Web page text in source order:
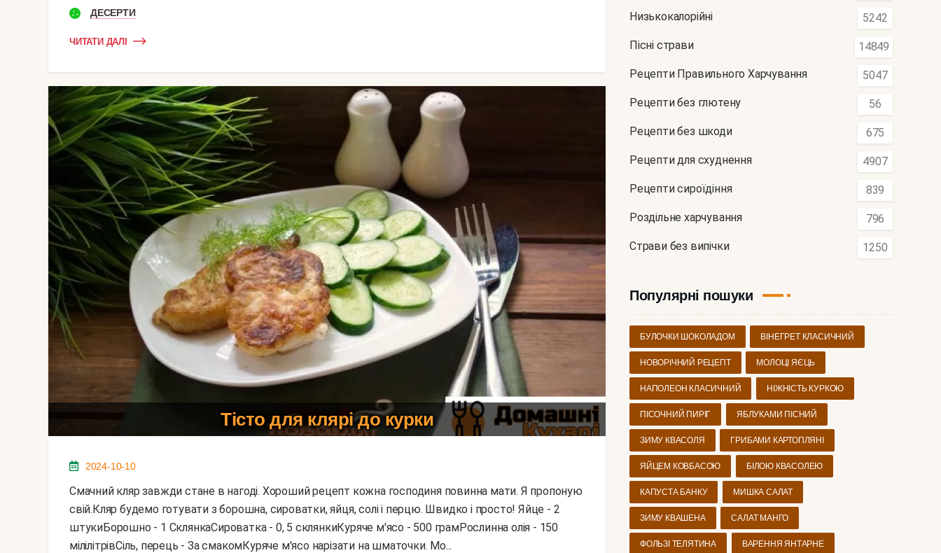
ДЕСЕРТИ
ЧИТАТИ ДАЛІ
Тісто для клярі до курки
2024-10-10
Смачний кляр завжди стане в нагоді. Хороший рецепт кожна господиня повинна мати. Я пропоную
свій.Кляр будемо готувати з борошна, сироватки, яйця, солі і перцю. Швидко і просто! Яйце - 2
штукиБорошно - 1 СклянкаСироватка - 0, 5 склянкиКуряче м'ясо - 500 грамРослинна олія - 150
мілілітрівСіль, перець - За смакомКуряче м'ясо нарізати на шматочки. Мо...
Низькокалорійні 5242
Пісні страви 14849
Рецепти Правильного Харчування 5047
Рецепти без глютену 56
Рецепти без шкоди 675
Рецепти для схуднення 4907
Рецепти сироїдіння 839
Роздільне харчування 796
Страви без випічки 1250
Популярні пошуки
БУЛОЧКИ ШОКОЛАДОМ ВІНЕГРЕТ КЛАСИЧНИЙ
НОВОРІЧНИЙ РЕЦЕПТ МОЛОЦІ ЯЄЦЬ
НАПОЛЕОН КЛАСИЧНИЙ НІЖНІСТЬ КУРКОЮ
ПІСОЧНИЙ ПИРІГ ЯБЛУКАМИ ПІСНИЙ
ЗИМУ КВАСОЛЯ ГРИБАМИ КАРТОПЛЯНІ
ЯЙЦЕМ КОВБАСОЮ БІЛОЮ КВАСОЛЕЮ
КАПУСТА БАНКУ МИШКА САЛАТ
ЗИМУ КВАШЕНА САЛАТ МАНГО
ФОЛЬЗІ ТЕЛЯТИНА ВАРЕННЯ ЯНТАРНЕ